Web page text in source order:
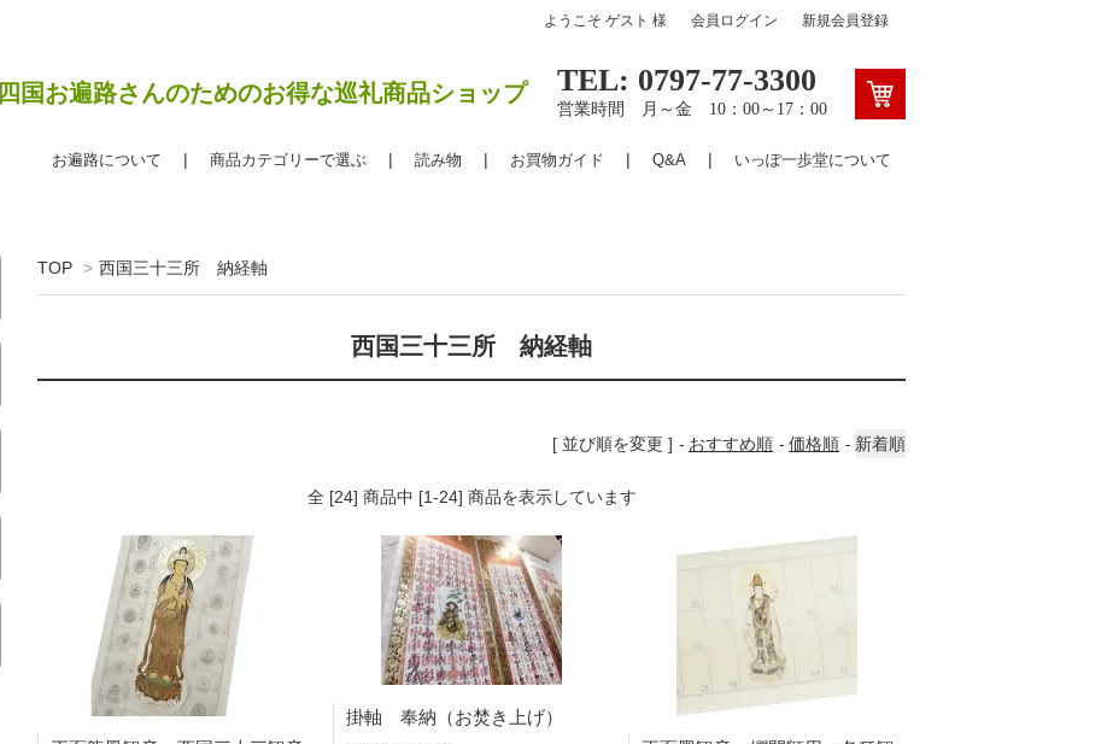
ようこそ ゲスト 様 会員ログイン 新規会員登録
四国お遍路さんのためのお得な巡礼商品ショップ TEL: 0797-77-3300
営業時間 月～金 10：00～17：00
お遍路について 商品カテゴリーで選ぶ 読み物 お買物ガイド Q&A いっぽ一歩堂について
TOP > 西国三十三所 納経軸
西国三十三所 納経軸
[ 並び順を変更 ] おすすめ順 価格順 新着順
全 [24] 商品中 [1-24] 商品を表示しています
掛軸 奉納（お焚き上げ）